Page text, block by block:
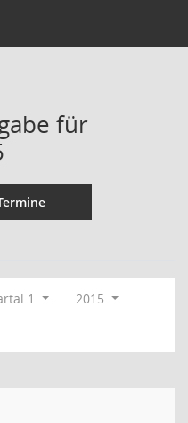
für
1
2015